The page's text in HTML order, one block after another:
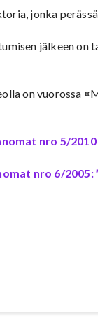
jonka
jälkeen on
on vuorossa
nro 5/2010
nro 6/2005: